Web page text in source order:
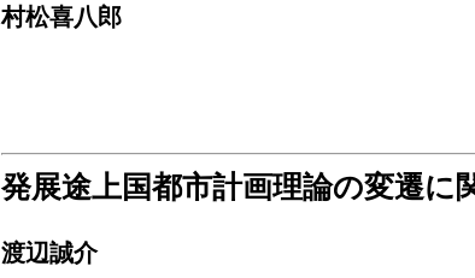
村松喜八郎
発展途上国都市計画理論の変遷に
渡辺誠介